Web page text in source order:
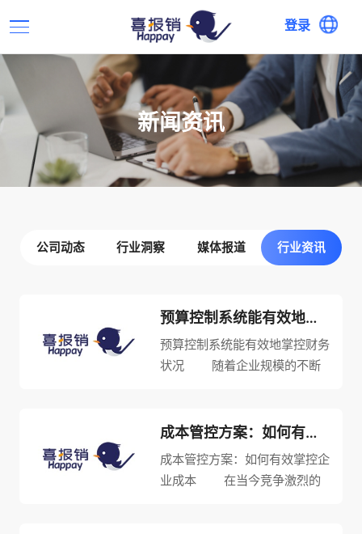
登录
新闻资讯
公司动态 行业洞察 媒体报道 行业资讯
预算控制系统能有效地掌控财务状况
预算控制系统能有效地掌控财务
状况 随着企业规模的不断
系统，企业就会面临很多财务风
险。预算控制系统有助于企业管
理层及时了解财务状况、发现问
成本管控方案：如何有效掌控企业成本
成本管控方案：如何有效掌控企
业成本 在当今竞争激烈的